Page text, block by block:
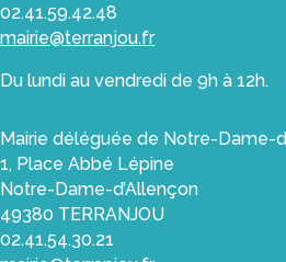
02.41.59.42.48
mairie@terranjou.fr
Du lundi au vendredi de 9h à 12h.
Mairie déléguée de Notre-Dame-
1, Place Abbé Lépine
Notre-Dame-d’Allençon
49380 TERRANJOU
02.41.54.30.21